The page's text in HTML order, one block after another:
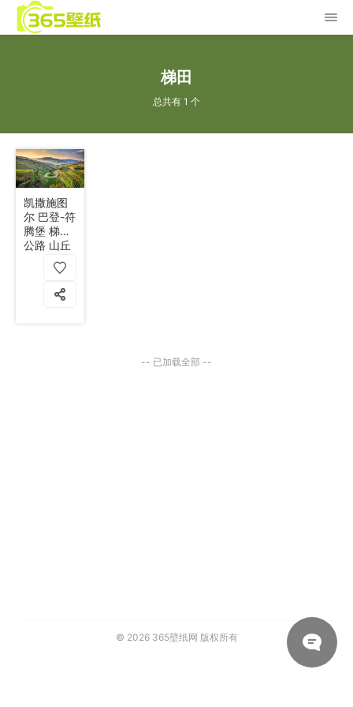
梯田
总共有 1 个
凯撒施图
尔 巴登-符
腾堡 梯田
公路 山丘
绿植被 天
-- 已加载全部 --
© 2026 365壁纸网 版权所有